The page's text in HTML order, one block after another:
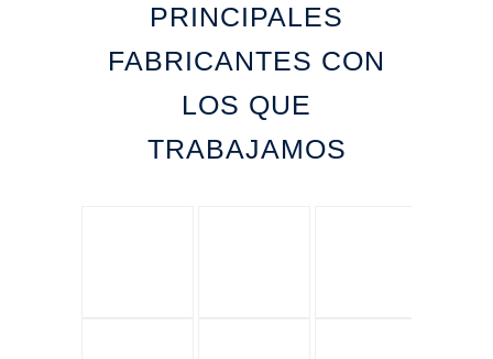
PRINCIPALES
FABRICANTES CON
LOS QUE
TRABAJAMOS